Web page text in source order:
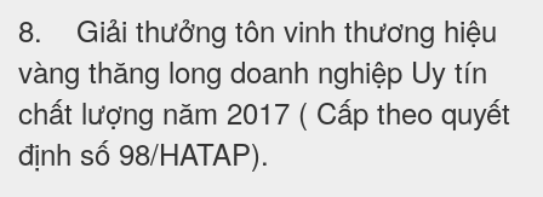
8. Giải thưởng tôn vinh thương hiệu
vàng thăng long doanh nghiệp Uy tín
chất lượng năm 2017 ( Cấp theo quyết
định số 98/HATAP).